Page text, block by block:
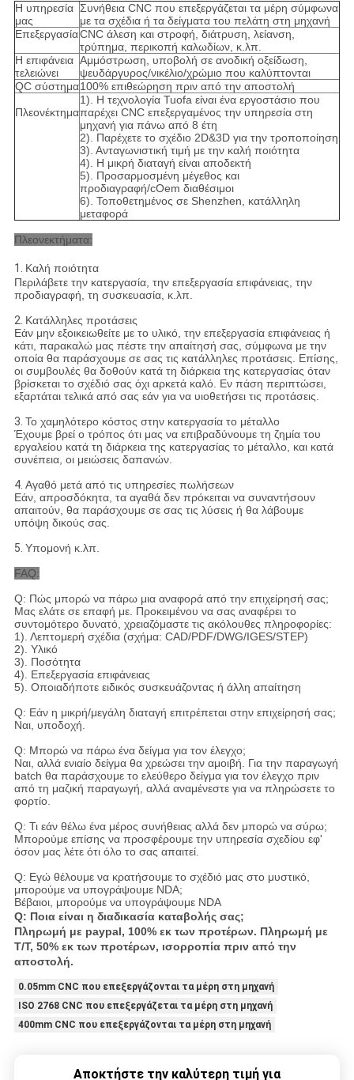
Η υπηρεσία
μας
Συνήθεια CNC που επεξεργάζεται τα μέρη σύμφωνα
με τα σχέδια ή τα δείγματα του πελάτη στη μηχανή
ΕπεξεργασίαCNC άλεση και στροφή, διάτρυση, λείανση,
τρύπημα, περικοπή καλωδίων, κ.λπ.
Η επιφάνεια
τελειώνει
Αμμόστρωση, υποβολή σε ανοδική οξείδωση,
ψευδάργυρος/νικέλιο/χρώμιο που καλύπτονται
QC σύστημα100% επιθεώρηση πριν από την αποστολή
Πλεονέκτημα
1). Η τεχνολογία Tuofa είναι ένα εργοστάσιο που
παρέχει CNC επεξεργαμένος την υπηρεσία στη
μηχανή για πάνω από 8 έτη
2). Παρέχετε το σχέδιο 2D&3D για την τροποποίηση
3). Ανταγωνιστική τιμή με την καλή ποιότητα
4). Η μικρή διαταγή είναι αποδεκτή
5). Προσαρμοσμένη μέγεθος και
προδιαγραφή/cOem διαθέσιμοι
6). Τοποθετημένος σε Shenzhen, κατάλληλη
μεταφορά
Πλεονεκτήματα:
1. Καλή ποιότητα
Περιλάβετε την κατεργασία, την επεξεργασία επιφάνειας, την
προδιαγραφή, τη συσκευασία, κ.λπ.
2. Κατάλληλες προτάσεις
Εάν μην εξοικειωθείτε με το υλικό, την επεξεργασία επιφάνειας ή
κάτι, παρακαλώ μας πέστε την απαίτησή σας, σύμφωνα με την
οποία θα παράσχουμε σε σας τις κατάλληλες προτάσεις. Επίσης,
οι συμβουλές θα δοθούν κατά τη διάρκεια της κατεργασίας όταν
βρίσκεται το σχέδιό σας όχι αρκετά καλό. Εν πάση περιπτώσει,
εξαρτάται τελικά από σας εάν για να υιοθετήσει τις προτάσεις.
3. Το χαμηλότερο κόστος στην κατεργασία το μέταλλο
Έχουμε βρεί ο τρόπος ότι μας να επιβραδύνουμε τη ζημία του
εργαλείου κατά τη διάρκεια της κατεργασίας το μέταλλο, και κατά
συνέπεια, οι μειώσεις δαπανών.
4. Αγαθό μετά από τις υπηρεσίες πωλήσεων
Εάν, απροσδόκητα, τα αγαθά δεν πρόκειται να συναντήσουν
απαιτούν, θα παράσχουμε σε σας τις λύσεις ή θα λάβουμε
υπόψη δικούς σας.
5. Υπομονή κ.λπ.
FAQ:
Q: Πώς μπορώ να πάρω μια αναφορά από την επιχείρησή σας;
Μας ελάτε σε επαφή με. Προκειμένου να σας αναφέρει το
συντομότερο δυνατό, χρειαζόμαστε τις ακόλουθες πληροφορίες:
1). Λεπτομερή σχέδια (σχήμα: CAD/PDF/DWG/IGES/STEP)
2). Υλικό
3). Ποσότητα
4). Επεξεργασία επιφάνειας
5). Οποιαδήποτε ειδικός συσκευάζοντας ή άλλη απαίτηση
Q: Εάν η μικρή/μεγάλη διαταγή επιτρέπεται στην επιχείρησή σας;
Ναι, υποδοχή.
Q: Μπορώ να πάρω ένα δείγμα για τον έλεγχο;
Ναι, αλλά ενιαίο δείγμα θα χρεώσει την αμοιβή. Για την παραγωγή
batch θα παράσχουμε το ελεύθερο δείγμα για τον έλεγχο πριν
από τη μαζική παραγωγή, αλλά αναμένεστε για να πληρώσετε το
φορτίο.
Q: Τι εάν θέλω ένα μέρος συνήθειας αλλά δεν μπορώ να σύρω;
Μπορούμε επίσης να προσφέρουμε την υπηρεσία σχεδίου εφ'
όσον μας λέτε ότι όλο το σας απαιτεί.
Q: Εγώ θέλουμε να κρατήσουμε το σχέδιό μας στο μυστικό,
μπορούμε να υπογράψουμε NDA;
Βέβαιοι, μπορούμε να υπογράψουμε NDA
Q: Ποια είναι η διαδικασία καταβολής σας;
Πληρωμή με paypal, 100% εκ των προτέρων. Πληρωμή με
T/T, 50% εκ των προτέρων, ισορροπία πριν από την
αποστολή.
0.05mm CNC που επεξεργάζονται τα μέρη στη μηχανή
ISO 2768 CNC που επεξεργάζεται τα μέρη στη μηχανή
400mm CNC που επεξεργάζονται τα μέρη στη μηχανή
Αποκτήστε την καλύτερη τιμή για